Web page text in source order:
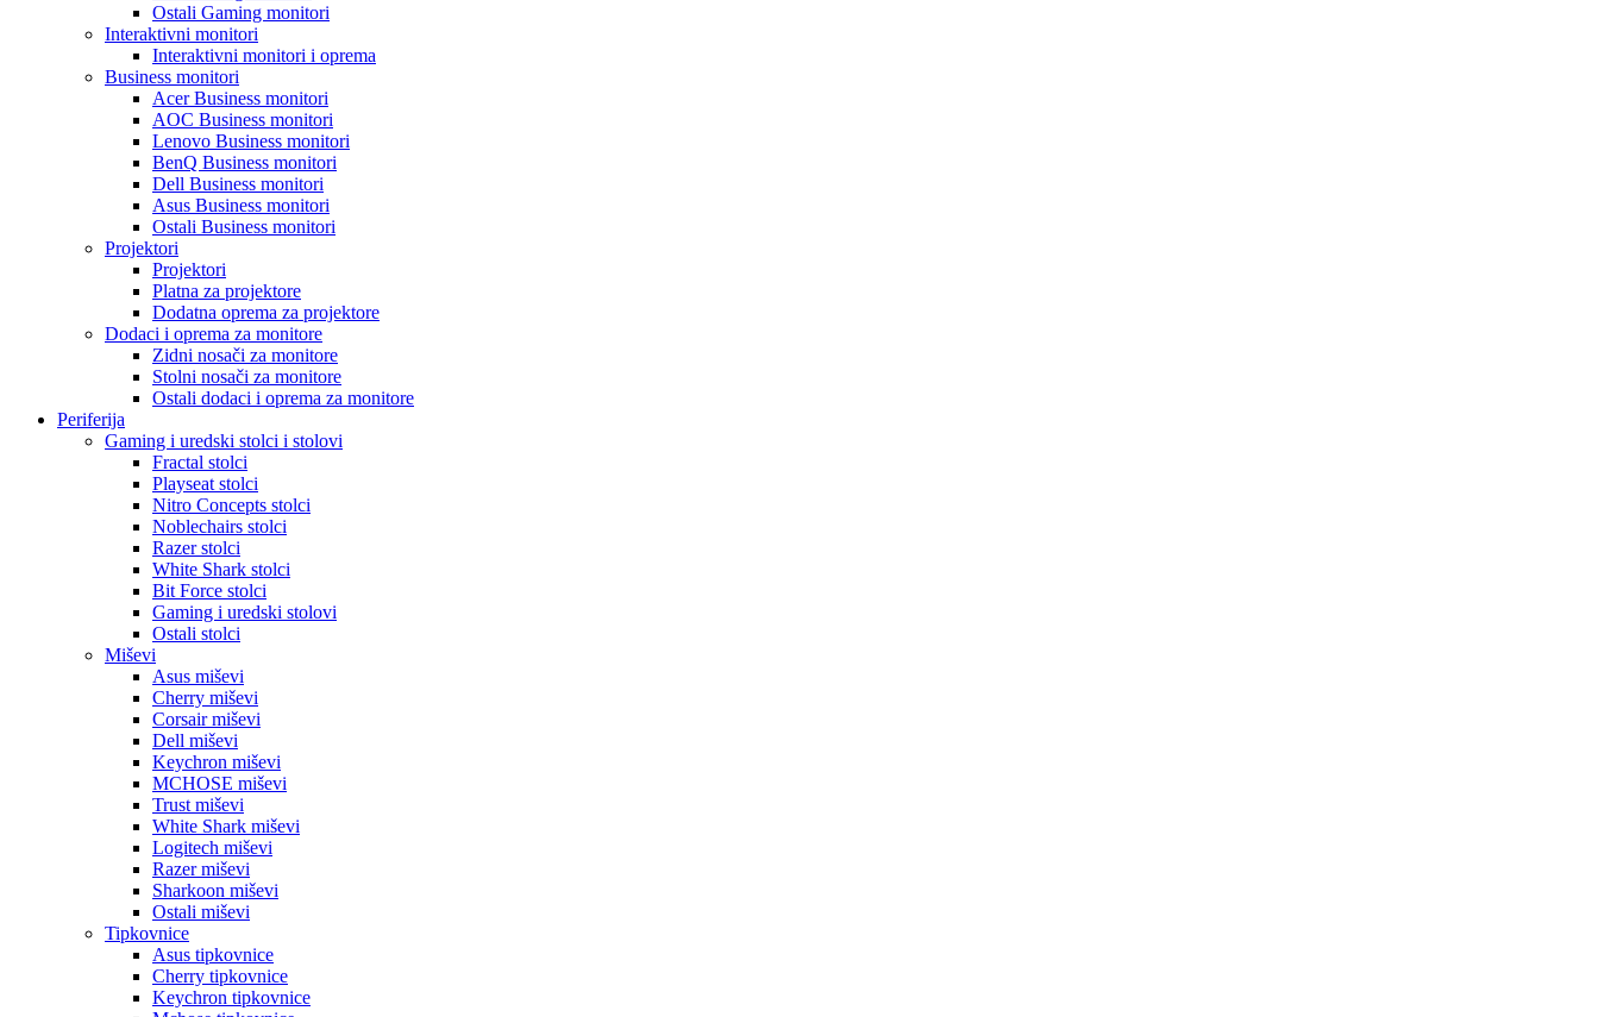
Ostali Gaming monitori
Interaktivni monitori
Interaktivni monitori i oprema
Business monitori
Acer Business monitori
AOC Business monitori
Lenovo Business monitori
BenQ Business monitori
Dell Business monitori
Asus Business monitori
Ostali Business monitori
Projektori
Projektori
Platna za projektore
Dodatna oprema za projektore
Dodaci i oprema za monitore
Zidni nosači za monitore
Stolni nosači za monitore
Ostali dodaci i oprema za monitore
Periferija
Gaming i uredski stolci i stolovi
Fractal stolci
Playseat stolci
Nitro Concepts stolci
Noblechairs stolci
Razer stolci
White Shark stolci
Bit Force stolci
Gaming i uredski stolovi
Ostali stolci
Miševi
Asus miševi
Cherry miševi
Corsair miševi
Dell miševi
Keychron miševi
MCHOSE miševi
Trust miševi
White Shark miševi
Logitech miševi
Razer miševi
Sharkoon miševi
Ostali miševi
Tipkovnice
Asus tipkovnice
Cherry tipkovnice
Keychron tipkovnice